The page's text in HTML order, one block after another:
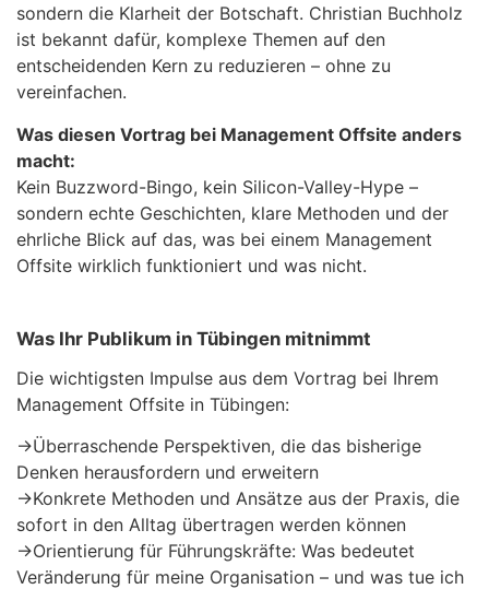
sondern die Klarheit der Botschaft. Christian Buchholz
ist bekannt dafür, komplexe Themen auf den
entscheidenden Kern zu reduzieren – ohne zu
vereinfachen.
Was diesen Vortrag bei Management Offsite anders
macht:
Kein Buzzword-Bingo, kein Silicon-Valley-Hype –
sondern echte Geschichten, klare Methoden und der
ehrliche Blick auf das, was bei einem Management
Offsite wirklich funktioniert und was nicht.
Was Ihr Publikum in Tübingen mitnimmt
Die wichtigsten Impulse aus dem Vortrag bei Ihrem
Management Offsite in Tübingen:
→Überraschende Perspektiven, die das bisherige
Denken herausfordern und erweitern
→Konkrete Methoden und Ansätze aus der Praxis, die
sofort in den Alltag übertragen werden können
→Orientierung für Führungskräfte: Was bedeutet
Veränderung für meine Organisation – und was tue ich